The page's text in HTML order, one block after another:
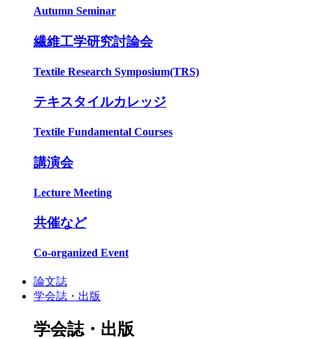
Autumn Seminar
繊維工学研究討論会
Textile Research Symposium(TRS)
テキスタイルカレッジ
Textile Fundamental Courses
講演会
Lecture Meeting
共催など
Co-organized Event
論文誌
学会誌・出版
学会誌・出版